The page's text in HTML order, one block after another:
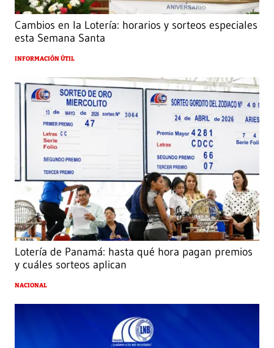
Cambios en la Lotería: horarios y sorteos especiales
esta Semana Santa
INFORMACIÓN ÚTIL
Lotería de Panamá: hasta qué hora pagan premios
y cuáles sorteos aplican
NACIONAL